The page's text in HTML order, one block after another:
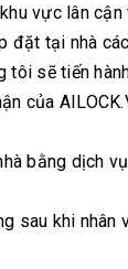
vực lân cận
đặt tại nhà
sẽ tiến
của
bằng dịch
sau khi nhân